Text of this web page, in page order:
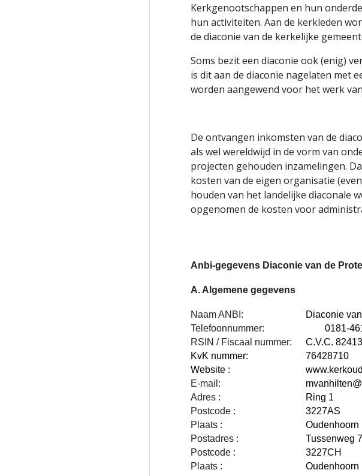
Kerkgenootschappen en hun
hun activiteiten. Aan de kerkleden
de diaconie van de kerkelijke
Soms bezit een diaconie ook (enig)
is dit aan de diaconie nagelaten met
worden aangewend voor het werk
De ontvangen inkomsten van de
als wel wereldwijd in de vorm van
projecten gehouden inzamelingen.
kosten van de eigen organisatie
houden van het landelijke diaconale
opgenomen de kosten voor
Anbi-gegevens Diaconie van de
A. Algemene gegevens
Naam ANBI:
Diaconie
Telefoonnummer:
0181-
RSIN / Fiscaal nummer:
C.V.C.
KvK nummer:
76428710
Website :
E-mail:
Adres :
Ring 1
Postcode :
3227AS
Plaats :
Oudenhoorn
Postadres :
Tussenweg 7
Postcode :
3227CH
Plaats :
Oudenhoorn